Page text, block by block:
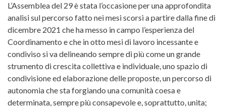
L’Assemblea del 29 è stata l’occasione per una approfondita
analisi sul percorso fatto nei mesi scorsi a partire dalla fine di
dicembre 2021 che ha messo in campo l’esperienza del
Coordinamento e che in otto mesi di lavoro incessante e
condiviso si va delineando sempre di più come un grande
strumento di crescita collettiva e individuale, uno spazio di
condivisione ed elaborazione delle proposte, un percorso di
autonomia che sta forgiando una comunità coesa e
determinata, sempre più consapevole e, soprattutto, unita;